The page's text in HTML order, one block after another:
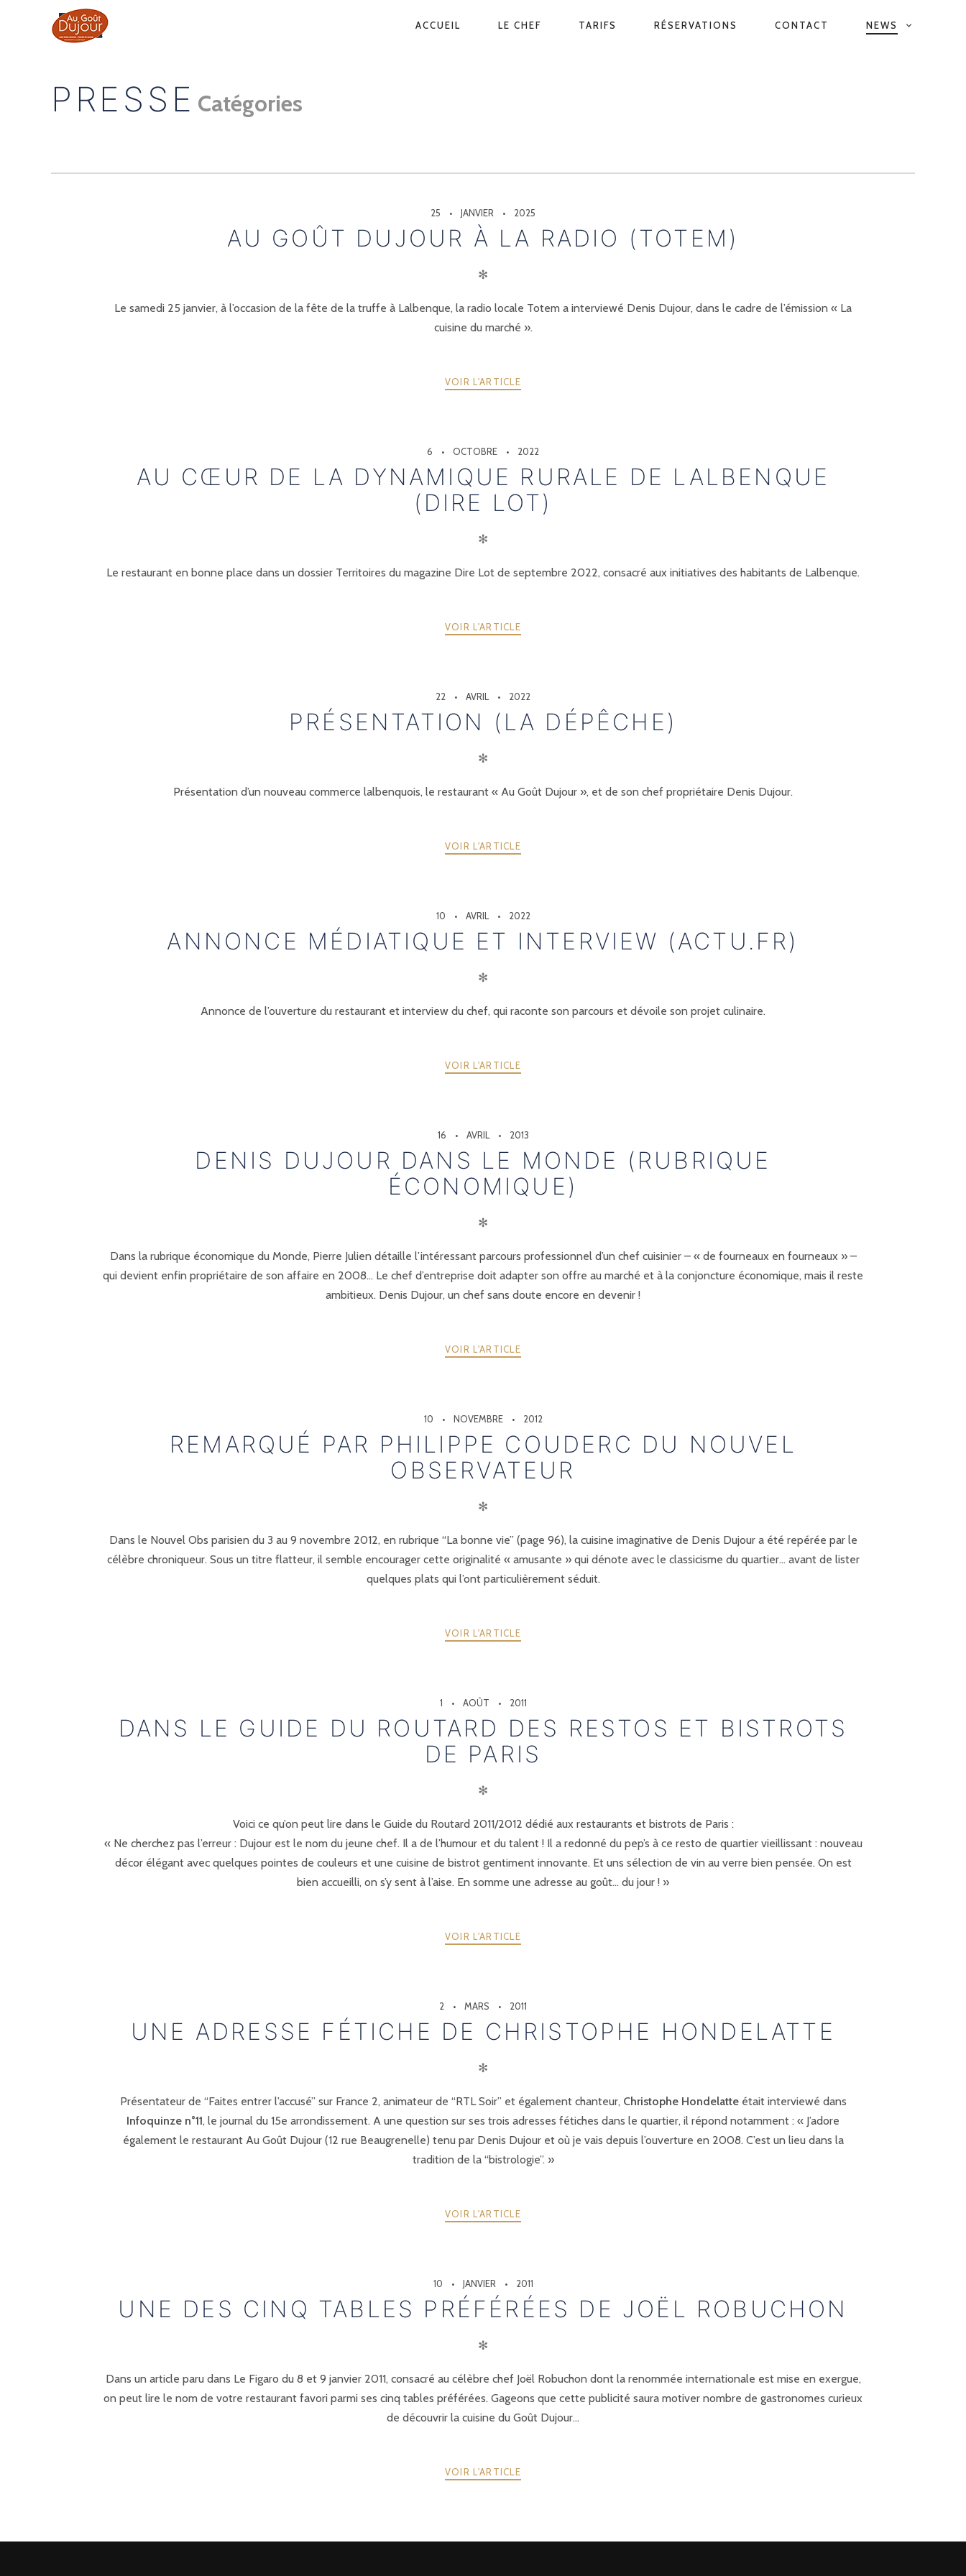
NAVIGATION
ACCUEIL LE CHEF TARIFS RÉSERVATIONS CONTACT NEWS
PRESSE Catégories
25 JANVIER 2025
AU GOÛT DUJOUR À LA RADIO (TOTEM)
✻
Le samedi 25 janvier, à l’occasion de la fête de la truffe à Lalbenque, la radio locale Totem a interviewé Denis Dujour, dans le cadre de l’émission « La
cuisine du marché ».
VOIR L'ARTICLE
6 OCTOBRE 2022
AU CŒUR DE LA DYNAMIQUE RURALE DE LALBENQUE
(DIRE LOT)
✻
Le restaurant en bonne place dans un dossier Territoires du magazine Dire Lot de septembre 2022, consacré aux initiatives des habitants de Lalbenque.
VOIR L'ARTICLE
22 AVRIL 2022
PRÉSENTATION (LA DÉPÊCHE)
✻
Présentation d’un nouveau commerce lalbenquois, le restaurant « Au Goût Dujour », et de son chef propriétaire Denis Dujour.
VOIR L'ARTICLE
10 AVRIL 2022
ANNONCE MÉDIATIQUE ET INTERVIEW (ACTU.FR)
✻
Annonce de l’ouverture du restaurant et interview du chef, qui raconte son parcours et dévoile son projet culinaire.
VOIR L'ARTICLE
16 AVRIL 2013
DENIS DUJOUR DANS LE MONDE (RUBRIQUE
ÉCONOMIQUE)
✻
Dans la rubrique économique du Monde, Pierre Julien détaille l’intéressant parcours professionnel d’un chef cuisinier – « de fourneaux en fourneaux » –
qui devient enfin propriétaire de son affaire en 2008… Le chef d’entreprise doit adapter son offre au marché et à la conjoncture économique, mais il reste
ambitieux. Denis Dujour, un chef sans doute encore en devenir !
VOIR L'ARTICLE
10 NOVEMBRE 2012
REMARQUÉ PAR PHILIPPE COUDERC DU NOUVEL
OBSERVATEUR
✻
Dans le Nouvel Obs parisien du 3 au 9 novembre 2012, en rubrique “La bonne vie” (page 96), la cuisine imaginative de Denis Dujour a été repérée par le
célèbre chroniqueur. Sous un titre flatteur, il semble encourager cette originalité « amusante » qui dénote avec le classicisme du quartier… avant de lister
quelques plats qui l’ont particulièrement séduit.
VOIR L'ARTICLE
1 AOÛT 2011
DANS LE GUIDE DU ROUTARD DES RESTOS ET BISTROTS
DE PARIS
✻
Voici ce qu’on peut lire dans le Guide du Routard 2011/2012 dédié aux restaurants et bistrots de Paris :
« Ne cherchez pas l’erreur : Dujour est le nom du jeune chef. Il a de l’humour et du talent ! Il a redonné du pep’s à ce resto de quartier vieillissant : nouveau
décor élégant avec quelques pointes de couleurs et une cuisine de bistrot gentiment innovante. Et uns sélection de vin au verre bien pensée. On est
bien accueilli, on s’y sent à l’aise. En somme une adresse au goût… du jour ! »
VOIR L'ARTICLE
2 MARS 2011
UNE ADRESSE FÉTICHE DE CHRISTOPHE HONDELATTE
✻
Présentateur de “Faites entrer l’accusé” sur France 2, animateur de “RTL Soir” et également chanteur, Christophe Hondelatteétait interviewé dans
Infoquinze n°11, le journal du 15e arrondissement. A une question sur ses trois adresses fétiches dans le quartier, il répond notamment : « J’adore
également le restaurant Au Goût Dujour (12 rue Beaugrenelle) tenu par Denis Dujour et où je vais depuis l’ouverture en 2008. C’est un lieu dans la
tradition de la “bistrologie”. »
VOIR L'ARTICLE
10 JANVIER 2011
UNE DES CINQ TABLES PRÉFÉRÉES DE JOËL ROBUCHON
✻
Dans un article paru dans Le Figaro du 8 et 9 janvier 2011, consacré au célèbre chef Joël Robuchon dont la renommée internationale est mise en exergue,
on peut lire le nom de votre restaurant favori parmi ses cinq tables préférées. Gageons que cette publicité saura motiver nombre de gastronomes curieux
de découvrir la cuisine du Goût Dujour…
VOIR L'ARTICLE